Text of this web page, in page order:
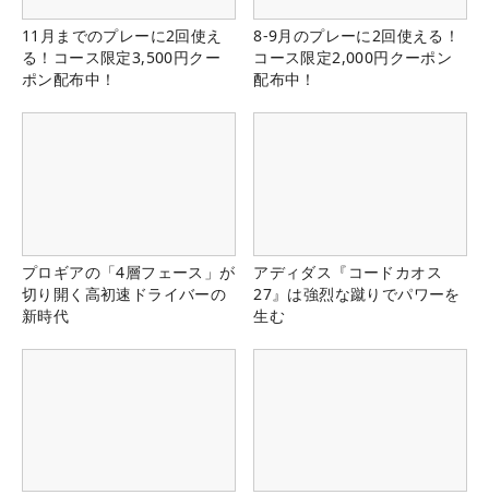
11月までのプレーに2回使え
る！コース限定3,500円クー
ポン配布中！
8-9月のプレーに2回使える！
コース限定2,000円クーポン
配布中！
プロギアの「4層フェース」が
切り開く高初速ドライバーの
新時代
アディダス『コードカオス
27』は強烈な蹴りでパワーを
生む